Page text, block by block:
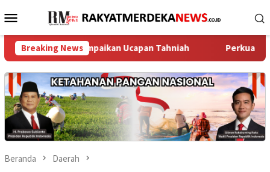
ke
Menu
Mobile
Breaking News
Sampaikan Ucapan Tahniah Perkuat Jaga Jakarta+ On
Beranda Daerah